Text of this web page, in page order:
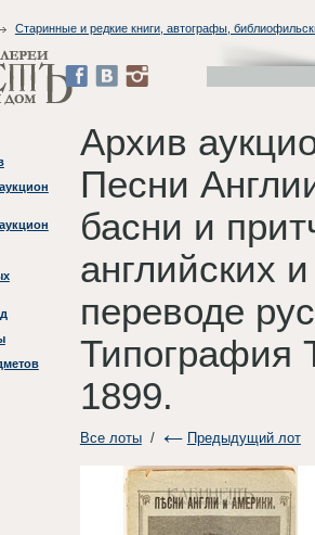
Старинные и редкие книги, автографы,
Архив
Песни
басни и
английских
переводе
Типография
1899.
Все лоты/ Предыдущий лот